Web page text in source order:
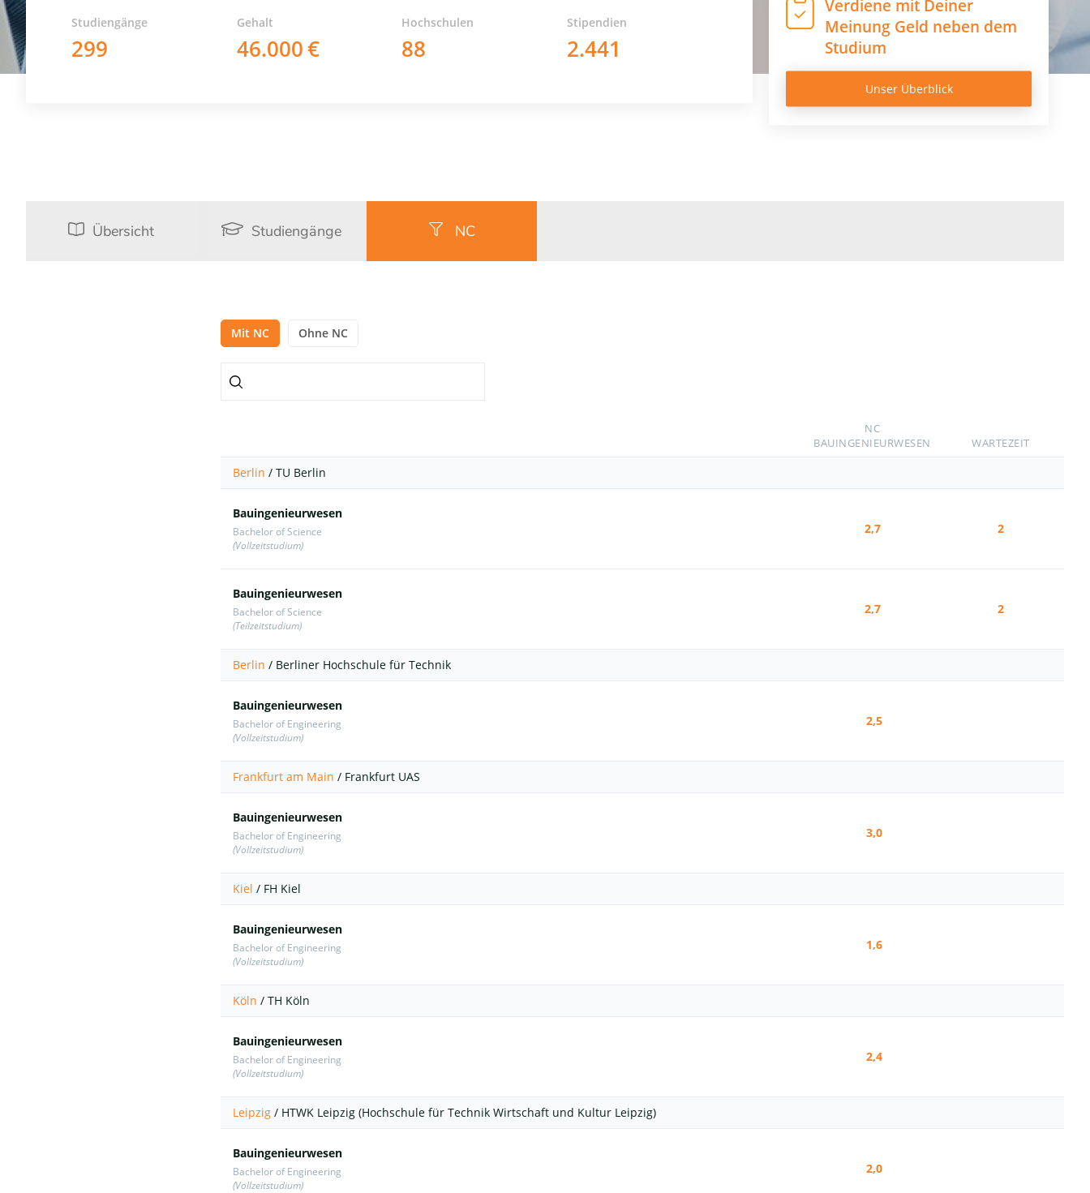
Studiengänge
299
Gehalt
46.000
Hochschulen
88
Stipendien
2.441
Verdiene mit Deiner
Meinung Geld neben dem
Studium
Unser Überblick
Übersicht Studiengänge NC
Mit NC Ohne NC
NC
BAUINGENIEURWESEN
WARTEZEIT
Berlin / TU Berlin
Bauingenieurwesen
Bachelor of Science
(Vollzeitstudium)
2,7 2
Bauingenieurwesen
Bachelor of Science
(Teilzeitstudium)
2,7 2
Berlin / Berliner Hochschule für Technik
Bauingenieurwesen
Bachelor of Engineering
(Vollzeitstudium)
2,5
Frankfurt am Main / Frankfurt UAS
Bauingenieurwesen
Bachelor of Engineering
(Vollzeitstudium)
3,0
Kiel / FH Kiel
Bauingenieurwesen
Bachelor of Engineering
(Vollzeitstudium)
1,6
Köln / TH Köln
Bauingenieurwesen
Bachelor of Engineering
(Vollzeitstudium)
2,4
Leipzig / HTWK Leipzig (Hochschule für Technik Wirtschaft und Kultur Leipzig)
Bauingenieurwesen
Bachelor of Engineering
(Vollzeitstudium)
2,0